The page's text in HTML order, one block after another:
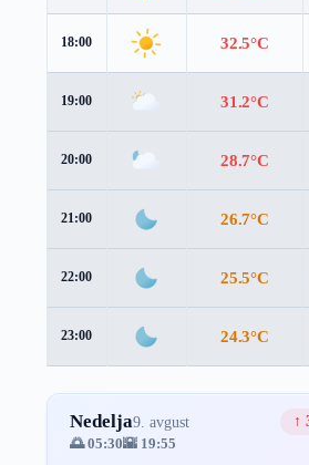
18:00 32.5°C
19:00 31.2°C
20:00 28.7°C
21:00 26.7°C
22:00 25.5°C
23:00 24.3°C
Nedelja9. avgust ↑
🌅 05:30🌇 19:55